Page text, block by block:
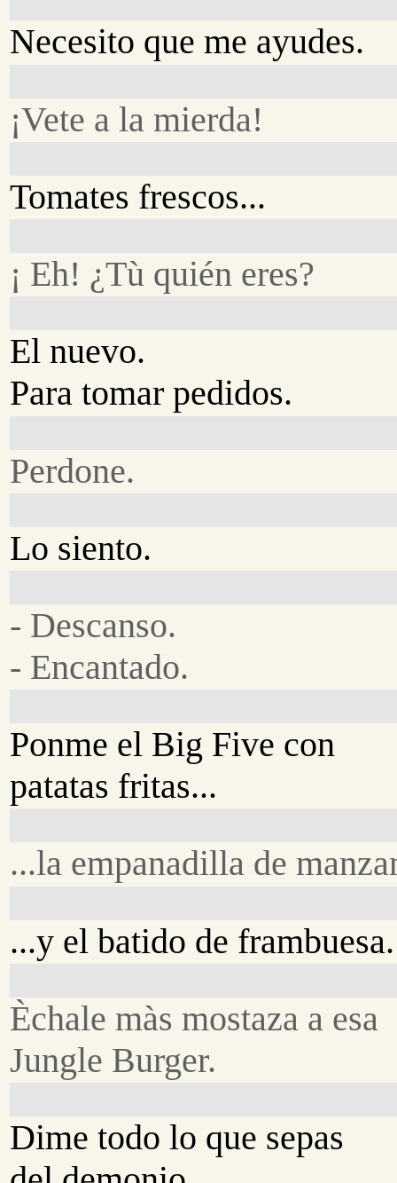
Necesito que me ayudes.
¡Vete a la mierda!
Tomates frescos...
¡ Eh! ¿Tù quién eres?
El nuevo.
Para tomar pedidos.
Perdone.
Lo siento.
- Descanso.
- Encantado.
Ponme el Big Five con
patatas fritas...
...la empanadilla de
...y el batido de frambuesa.
Èchale màs mostaza a esa
Jungle Burger.
Dime todo lo que sepas